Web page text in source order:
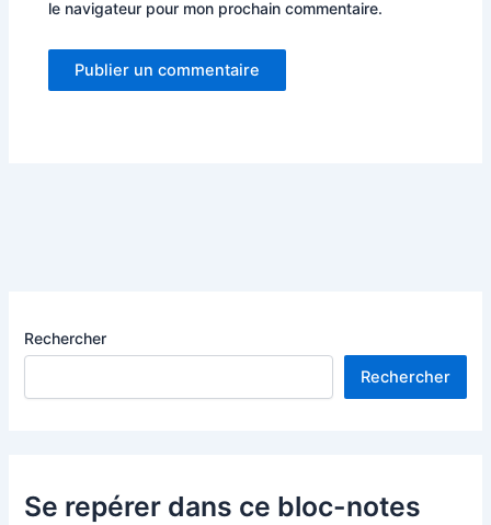
le navigateur pour mon prochain commentaire.
Rechercher
Rechercher
Se repérer dans ce bloc-notes